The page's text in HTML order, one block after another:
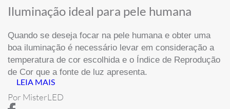
Iluminação ideal para pele humana
Quando se deseja focar na pele humana e obter uma
boa iluminação é necessário levar em consideração a
temperatura de cor escolhida e o Índice de Reprodução
de Cor que a fonte de luz apresenta.
LEIA MAIS
Por MisterLED